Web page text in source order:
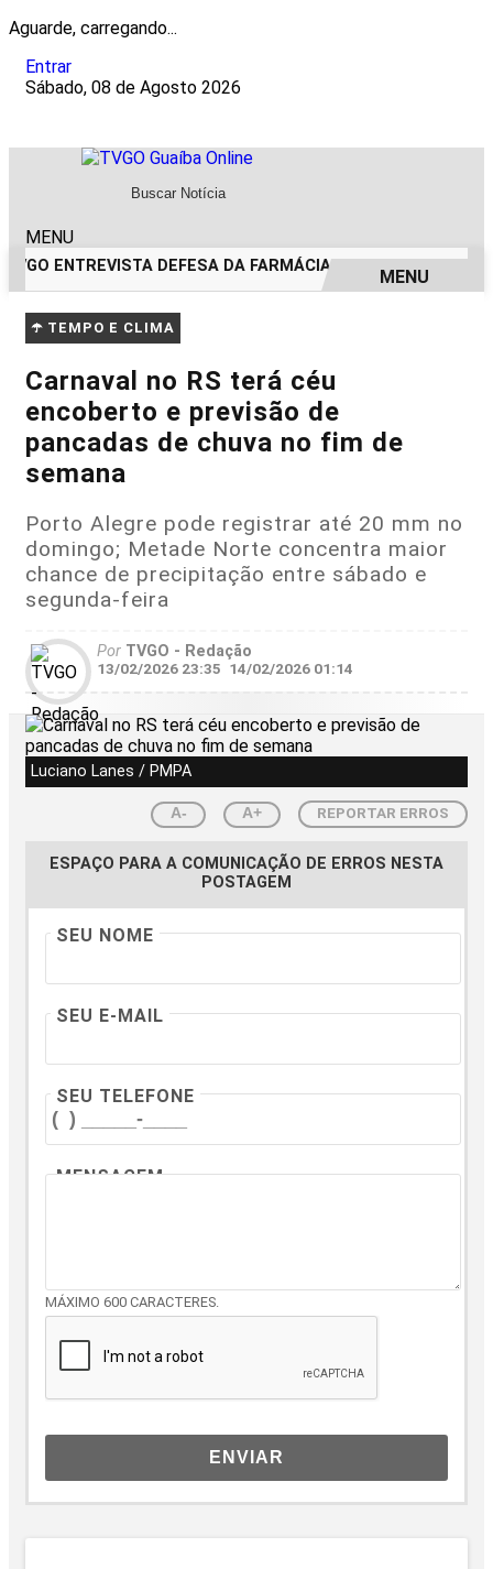
Aguarde, carregando...
Entrar
Sábado, 08 de Agosto 2026
MENU
ENTREVISTA DEFESA DA FARMÁCIA INVESTIGADA EM
EM ALTA
MENU
☂️ TEMPO E CLIMA
Carnaval no RS terá céu
encoberto e previsão de
pancadas de chuva no fim de
semana
Porto Alegre pode registrar até 20 mm no
domingo; Metade Norte concentra maior
chance de precipitação entre sábado e
segunda-feira
Por TVGO - Redação
13/02/2026 23:35 14/02/2026 01:14
Luciano Lanes / PMPA
A- A+ REPORTAR ERROS
ESPAÇO PARA A COMUNICAÇÃO DE ERROS NESTA
POSTAGEM
SEU NOME
SEU E-MAIL
SEU TELEFONE
MENSAGEM
MÁXIMO 600 CARACTERES.
ENVIAR